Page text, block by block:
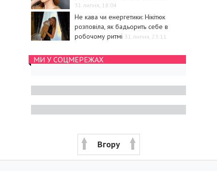
31 липня, 18:04
Не кава чи енергетики: Нікітюк
розповіла, як бадьорить себе в
робочому ритмі 31 липня, 23:11
МИ У СОЦМЕРЕЖАХ
Вгору